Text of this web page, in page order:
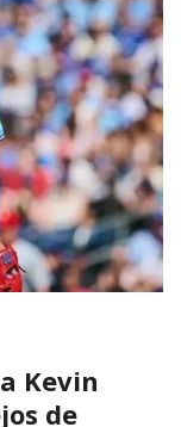
Kevin
de